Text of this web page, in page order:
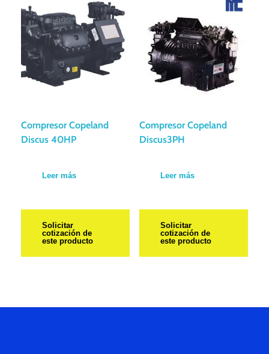
Compresor Copeland
Discus 40HP
Leer más
Solicitar
cotización de
este producto
Compresor Copeland
Discus3PH
Leer más
Solicitar
cotización de
este producto